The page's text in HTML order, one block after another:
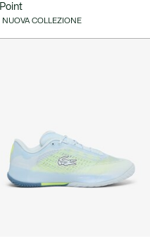
Point
NUOVA COLLEZIONE